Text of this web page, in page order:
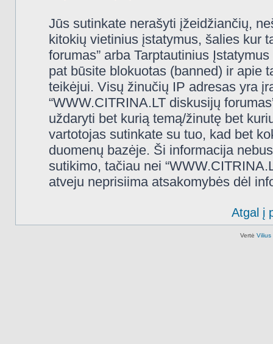
Jūs sutinkate nerašyti įžeidžiančių,
kitokių vietinius įstatymus, šalies kur
forumas” arba Tarptautinius
pat būsite blokuotas (banned) ir apie
teikėjui. Visų žinučių IP adresas yra
“WWW.CITRINA.LT diskusijų
uždaryti bet kurią temą/žinutę bet
vartotojas sutinkate su tuo, kad bet
duomenų bazėje. Ši informacija
sutikimo, tačiau nei
atveju neprisiima atsakomybės dėl
Atgal į
Vertė Vilius